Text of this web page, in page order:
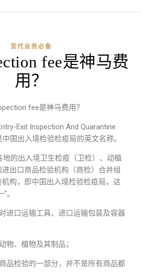
货代业务必备
fee是神马费
用？
fee是神马费用？
Exit Inspection And Quarantine
国出入境检验检疫局的英文名称。
地的出入境卫生检疫（卫检）、动植
出口商品检验机构（商检）合并组
构，即中国出入境检验检疫局，这
。
进口运输工具、进口运输包装及容器
、植物及其制品；
品检验的一部分，并不是所有商品都